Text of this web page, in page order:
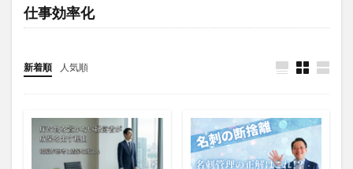
仕事効率化
新着順 人気順